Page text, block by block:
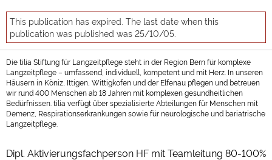
This publication has expired. The last date when this
publication was published was 25/10/05.
Die tilia Stiftung für Langzeitpflege steht in der Region Bern für komplexe
Langzeitpflege – umfassend, individuell, kompetent und mit Herz. In unseren
Häusern in Köniz, Ittigen, Wittigkofen und der Elfenau pflegen und betreuen
wir rund 400 Menschen ab 18 Jahren mit komplexen gesundheitlichen
Bedürfnissen. tilia verfügt über spezialisierte Abteilungen für Menschen mit
Demenz, Respirationserkrankungen sowie für neurologische und bariatrische
Langzeitpflege.
Dipl. Aktivierungsfachperson HF mit Teamleitung 80-100%